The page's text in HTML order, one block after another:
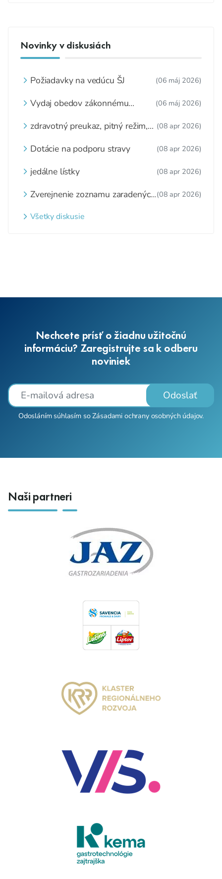
Novinky v diskusiách
Požiadavky na vedúcu ŠJ (06 máj 2026)
Vydaj obedov zákonnému
(06 máj 2026)
zdravotný preukaz, pitný režim,
(08 apr 2026)
Dotácie na podporu stravy (08 apr 2026)
jedálne lístky (08 apr 2026)
Zverejnenie zoznamu zaradených
webovom sídle
(08 apr 2026)
Všetky diskusie
Nechcete prísť o žiadnu užitočnú
informáciu? Zaregistrujte sa k odberu
noviniek
Odoslať
Odosláním súhlasím soZásadami ochrany osobných údajov.
Naši partneri